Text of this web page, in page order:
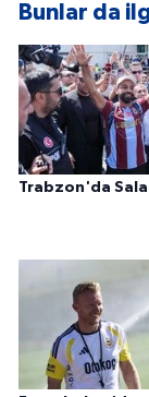
Bunlar da
Trabzon'da